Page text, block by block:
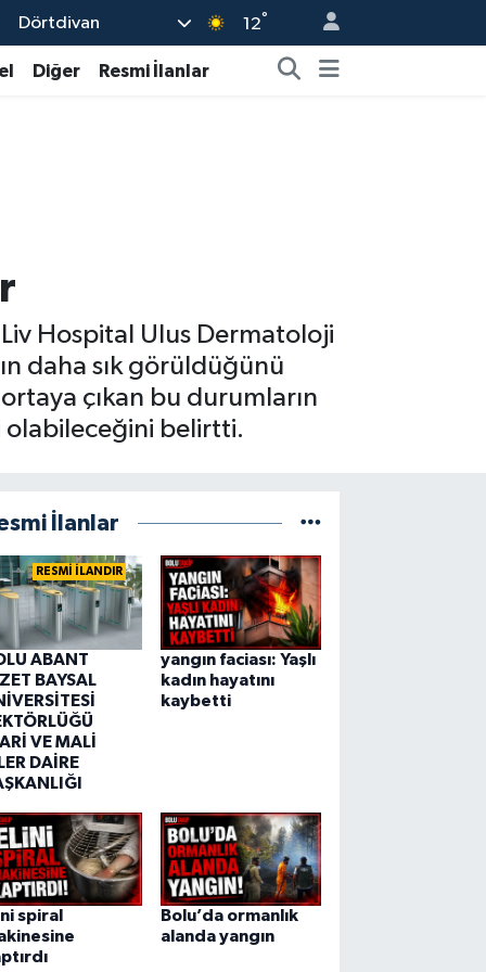
Dörtdivan 12°
Diğer Resmi İlanlar
Liv Hospital Ulus Dermatoloji
daha sık görüldüğünü
çıkan bu durumların
olabileceğini belirtti.
İlanlar
RESMİ İLANDIR
ABANT
BAYSAL
VE MALİ
DAİRE
yangın faciası: Yaşlı
kadın hayatını
kaybetti
spiral
Bolu’da ormanlık
alanda yangın